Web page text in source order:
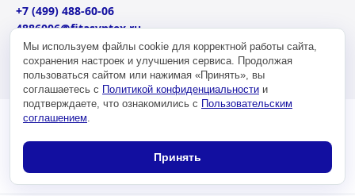
+7 (499) 488-60-06
4886006@fitasyntex.ru
Пн-Пт: 09 – 21
Сб-Вс: 10 – 18
Мы используем файлы cookie для корректной работы сайта,
сохранения настроек и улучшения сервиса. Продолжая
пользоваться сайтом или нажимая «Принять», вы
соглашаетесь с Политикой конфиденциальности и
подтверждаете, что ознакомились с Пользовательским
соглашением.
Принять